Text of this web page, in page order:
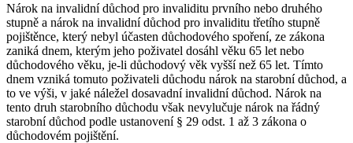
Nárok na invalidní důchod pro invaliditu prvního nebo druhého
stupně a nárok na invalidní důchod pro invaliditu třetího stupně
pojištěnce, který nebyl účasten důchodového spoření, ze zákona
zaniká dnem, kterým jeho poživatel dosáhl věku 65 let nebo
důchodového věku, je-li důchodový věk vyšší než 65 let. Tímto
dnem vzniká tomuto poživateli důchodu nárok na starobní důchod, a
to ve výši, v jaké náležel dosavadní invalidní důchod. Nárok na
tento druh starobního důchodu však nevylučuje nárok na řádný
starobní důchod podle ustanovení § 29 odst. 1 až 3 zákona o
důchodovém pojištění.